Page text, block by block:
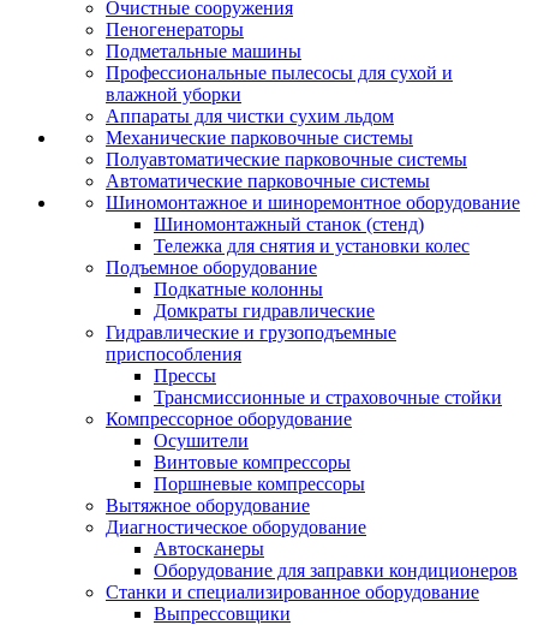
Очистные сооружения
Пеногенераторы
Подметальные машины
Профессиональные пылесосы для сухой и
влажной уборки
Аппараты для чистки сухим льдом
Механические парковочные системы
Полуавтоматические парковочные системы
Автоматические парковочные системы
Шиномонтажное и шиноремонтное оборудование
Шиномонтажный станок (стенд)
Тележка для снятия и установки колес
Подъемное оборудование
Подкатные колонны
Домкраты гидравлические
Гидравлические и грузоподъемные
приспособления
Прессы
Трансмиссионные и страховочные стойки
Компрессорное оборудование
Осушители
Винтовые компрессоры
Поршневые компрессоры
Вытяжное оборудование
Диагностическое оборудование
Автосканеры
Оборудование для заправки кондиционеров
Станки и специализированное оборудование
Выпрессовщики